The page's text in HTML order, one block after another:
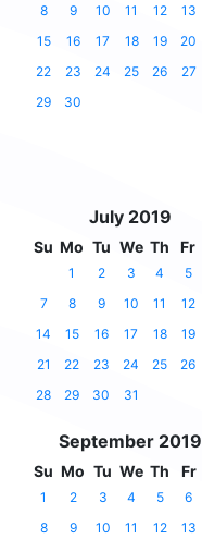
8
9 10 11 12 13
15
16 17 18 19 20
22
23 24 25 26 27
29
30
July 2019
Su Mo Tu We Th Fr
1 2 3 4 5
7
8 9 10 11 12
14
15 16 17 18 19
21
22 23 24 25 26
28
29 30 31
September 2019
Su Mo Tu We Th Fr
1 2 3 4 5 6
8
9 10 11 12 13